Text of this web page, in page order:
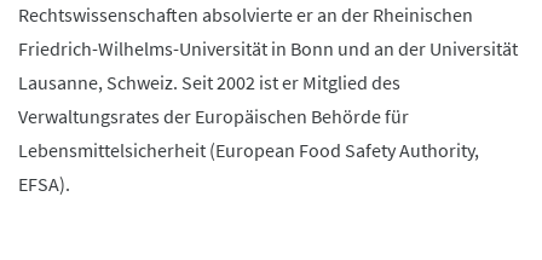
Rechtswissenschaften absolvierte er an der Rheinischen
Friedrich-Wilhelms-Universität in Bonn und an der Universität
Lausanne, Schweiz. Seit 2002 ist er Mitglied des
Verwaltungsrates der Europäischen Behörde für
Lebensmittelsicherheit (European Food Safety Authority,
EFSA).